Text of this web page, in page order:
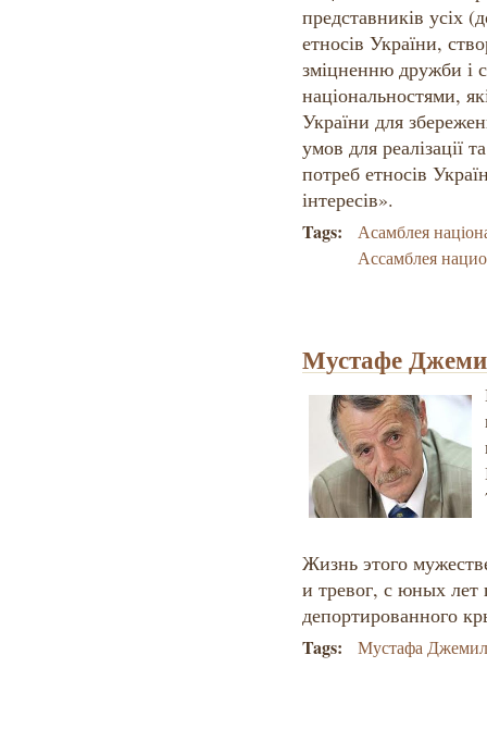
представників усіх
етносів України,
зміцненню дружби і
національностями,
України для
умов для реалізації
потреб етносів
інтересів».
Tags:
Асамблея
Ассамблея
Мустафе
Жизнь этого
и тревог, с юных лет
депортированного
Tags: Мустафа